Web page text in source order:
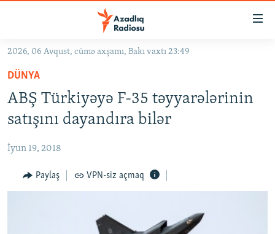
Əsas
qayıt
Əsas
naviqasiyaya
qayıt
Axtarışa
keç
KORRUPSIOMETR
#ƏSLINDƏ
FƏRQƏ BAX
QANUNI DOĞRU
2026, 06 Avqust, cümə axşamı, Bakı vaxtı 23:49
DÜNYA
ABŞ Türkiyəyə F-35 təyyarələrinin
satışını dayandıra bilər
İyun 19, 2018
Paylaş VPN-siz açmaq